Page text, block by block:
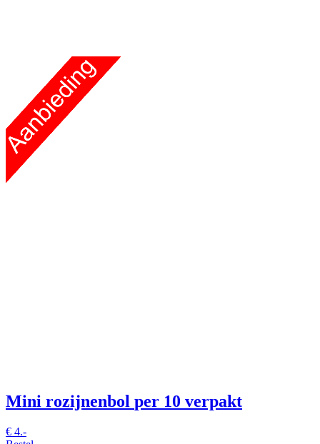
Mini rozijnenbol per 10 verpakt
€ 4.-